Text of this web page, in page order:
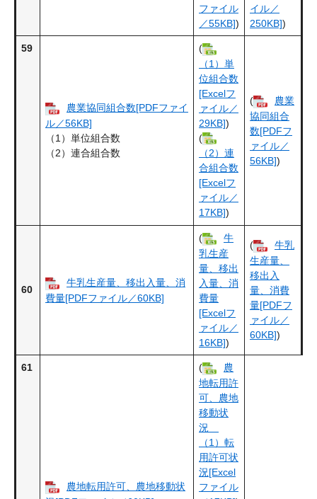
ファイル
／55KB])
イル／
250KB])
59
農業協同組合数[PDFファイ
ル／56KB]
（1）単位組合数
（2）連合組合数
(
（1）単
位組合数
[Excelフ
ァイル／
29KB])
(
（2）連
合組合数
[Excelフ
ァイル／
17KB])
(
農業
協同組合
数[PDFフ
ァイル／
56KB])
60
牛乳生産量、移出入量、消
費量[PDFファイル／60KB]
(
牛
乳生産
量、移出
入量、消
費量
[Excelフ
ァイル／
16KB])
(
牛乳
生産量、
移出入
量、消費
量[PDFフ
ァイル／
60KB])
61
農地転用許可、農地移動状
(
農
地転用許
可、農地
移動状
況
（1）転
用許可状
況[Excel
ファイル